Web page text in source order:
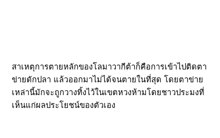
สาเหตุการตายหลักของโลมาวากีต้าก็คือการเข้าไปติดตา
ข่ายดักปลา แล้วออกมาไม่ได้จนตายในที่สุด โดยตาข่าย
เหล่านี้มักจะถูกวางทิ้งไว้ในเขตหวงห้ามโดยชาวประมงที่
เห็นแก่ผลประโยชน์ของตัวเอง